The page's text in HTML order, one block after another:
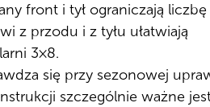
front i tył ograniczają liczbę
z przodu i z tyłu ułatwiają
3×8.
się przy sezonowej
szczególnie ważne